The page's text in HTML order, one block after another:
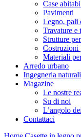
Case
Pavimenti
Legno, pali
Travature e
Strutture
Costruzioni
Materiali
Arredo urbano
Ingegneria
Magazine
Le nostre
Su di noi
L’angolo
Contattaci